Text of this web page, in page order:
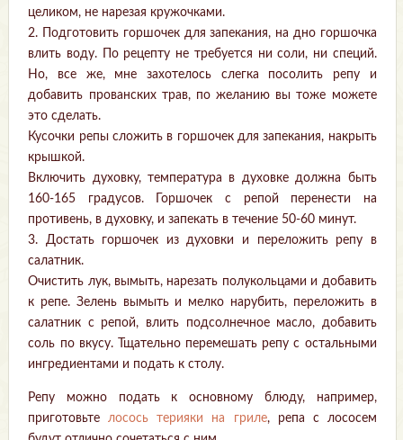
целиком, не нарезая кружочками.
2. Подготовить горшочек для запекания, на дно горшочка
влить воду. По рецепту не требуется ни соли, ни специй.
Но, все же, мне захотелось слегка посолить репу и
добавить прованских трав, по желанию вы тоже можете
это сделать.
Кусочки репы сложить в горшочек для запекания, накрыть
крышкой.
Включить духовку, температура в духовке должна быть
160-165 градусов. Горшочек с репой перенести на
противень, в духовку, и запекать в течение 50-60 минут.
3. Достать горшочек из духовки и переложить репу в
салатник.
Очистить лук, вымыть, нарезать полукольцами и добавить
к репе. Зелень вымыть и мелко нарубить, переложить в
салатник с репой, влить подсолнечное масло, добавить
соль по вкусу. Тщательно перемешать репу с остальными
ингредиентами и подать к столу.
Репу можно подать к основному блюду, например,
приготовьтелосось терияки на гриле, репа с лососем